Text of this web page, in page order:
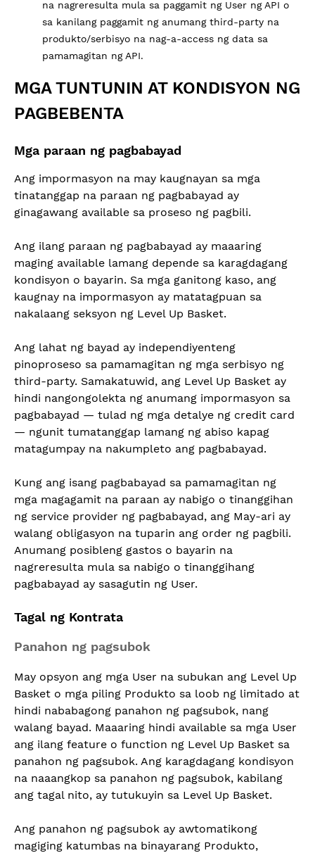
na nagreresulta mula sa paggamit ng User ng API o
sa kanilang paggamit ng anumang third-party na
produkto/serbisyo na nag-a-access ng data sa
pamamagitan ng API.
MGA TUNTUNIN AT KONDISYON NG
PAGBEBENTA
Mga paraan ng pagbabayad
Ang impormasyon na may kaugnayan sa mga
tinatanggap na paraan ng pagbabayad ay
ginagawang available sa proseso ng pagbili.
Ang ilang paraan ng pagbabayad ay maaaring
maging available lamang depende sa karagdagang
kondisyon o bayarin. Sa mga ganitong kaso, ang
kaugnay na impormasyon ay matatagpuan sa
nakalaang seksyon ng Level Up Basket.
Ang lahat ng bayad ay independiyenteng
pinoproseso sa pamamagitan ng mga serbisyo ng
third-party. Samakatuwid, ang Level Up Basket ay
hindi nangongolekta ng anumang impormasyon sa
pagbabayad — tulad ng mga detalye ng credit card
— ngunit tumatanggap lamang ng abiso kapag
matagumpay na nakumpleto ang pagbabayad.
Kung ang isang pagbabayad sa pamamagitan ng
mga magagamit na paraan ay nabigo o tinanggihan
ng service provider ng pagbabayad, ang May-ari ay
walang obligasyon na tuparin ang order ng pagbili.
Anumang posibleng gastos o bayarin na
nagreresulta mula sa nabigo o tinanggihang
pagbabayad ay sasagutin ng User.
Tagal ng Kontrata
Panahon ng pagsubok
May opsyon ang mga User na subukan ang Level Up
Basket o mga piling Produkto sa loob ng limitado at
hindi nababagong panahon ng pagsubok, nang
walang bayad. Maaaring hindi available sa mga User
ang ilang feature o function ng Level Up Basket sa
panahon ng pagsubok. Ang karagdagang kondisyon
na naaangkop sa panahon ng pagsubok, kabilang
ang tagal nito, ay tutukuyin sa Level Up Basket.
Ang panahon ng pagsubok ay awtomatikong
magiging katumbas na binayarang Produkto,